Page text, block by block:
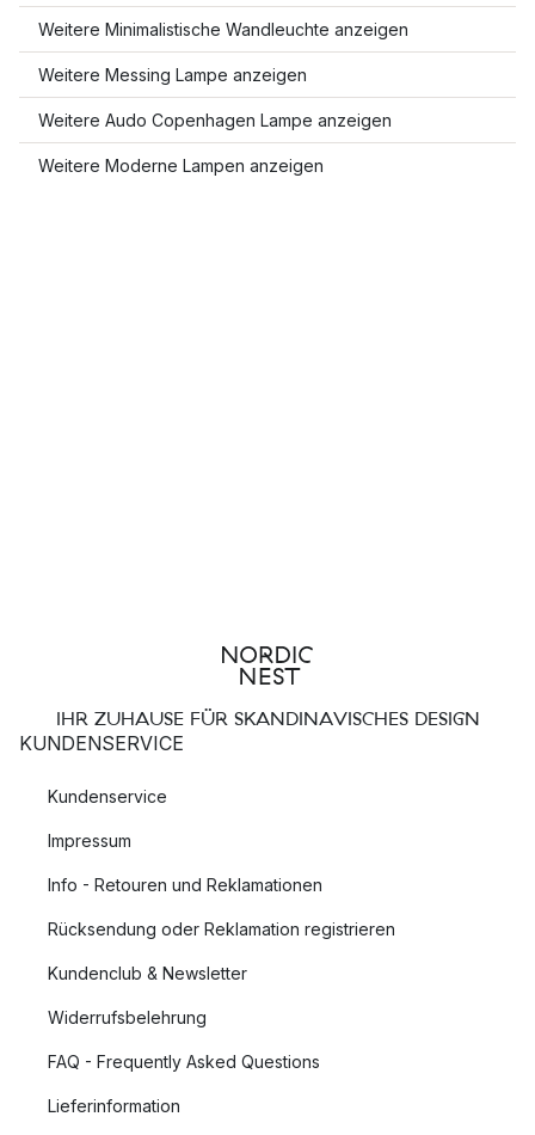
Weitere Minimalistische Wandleuchte anzeigen
Weitere Messing Lampe anzeigen
Weitere Audo Copenhagen Lampe anzeigen
Weitere Moderne Lampen anzeigen
IHR ZUHAUSE FÜR SKANDINAVISCHES DESIGN
KUNDENSERVICE
Kundenservice
Impressum
Info - Retouren und Reklamationen
Rücksendung oder Reklamation registrieren
Kundenclub & Newsletter
Widerrufsbelehrung
FAQ - Frequently Asked Questions
Lieferinformation